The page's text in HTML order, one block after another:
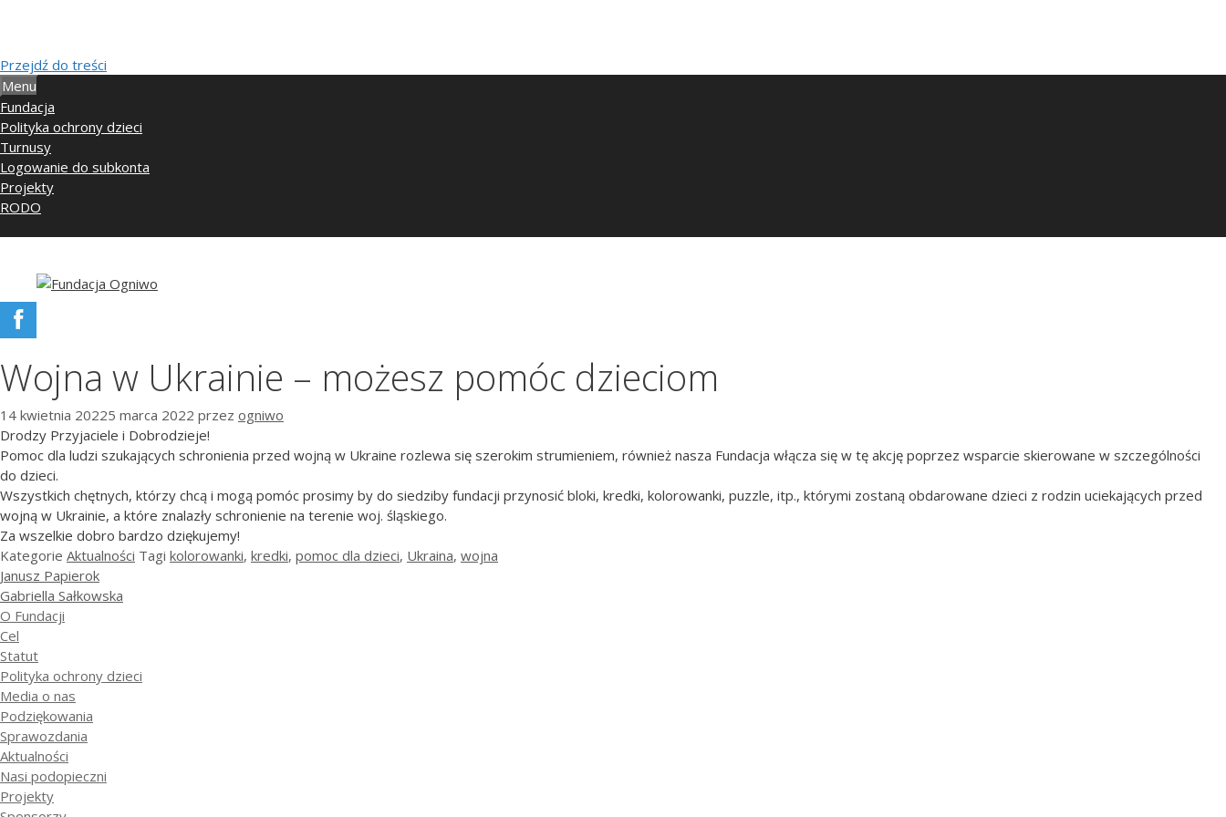
Przejdź do treści
Menu
Fundacja
Polityka ochrony dzieci
Turnusy
Logowanie do subkonta
Projekty
RODO
Wojna w Ukrainie – możesz pomóc dzieciom
14 kwietnia 20225 marca 2022 przez ogniwo
Drodzy Przyjaciele i Dobrodzieje!
Pomoc dla ludzi szukających schronienia przed wojną w Ukraine rozlewa się szerokim strumieniem, również nasza Fundacja włącza się w tę akcję poprzez wsparcie skierowane w szczególności
do dzieci.
Wszystkich chętnych, którzy chcą i mogą pomóc prosimy by do siedziby fundacji przynosić bloki, kredki, kolorowanki, puzzle, itp., którymi zostaną obdarowane dzieci z rodzin uciekających przed
wojną w Ukrainie, a które znalazły schronienie na terenie woj. śląskiego.
Za wszelkie dobro bardzo dziękujemy!
Kategorie Aktualności Tagi kolorowanki, kredki, pomoc dla dzieci, Ukraina, wojna
Janusz Papierok
Gabriella Sałkowska
O Fundacji
Cel
Statut
Polityka ochrony dzieci
Media o nas
Podziękowania
Sprawozdania
Aktualności
Nasi podopieczni
Projekty